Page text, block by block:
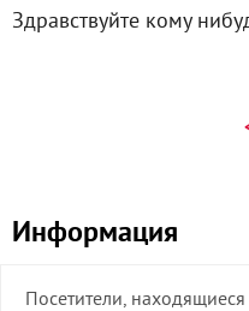
Здравствуйте кому
Информация
Посетители,